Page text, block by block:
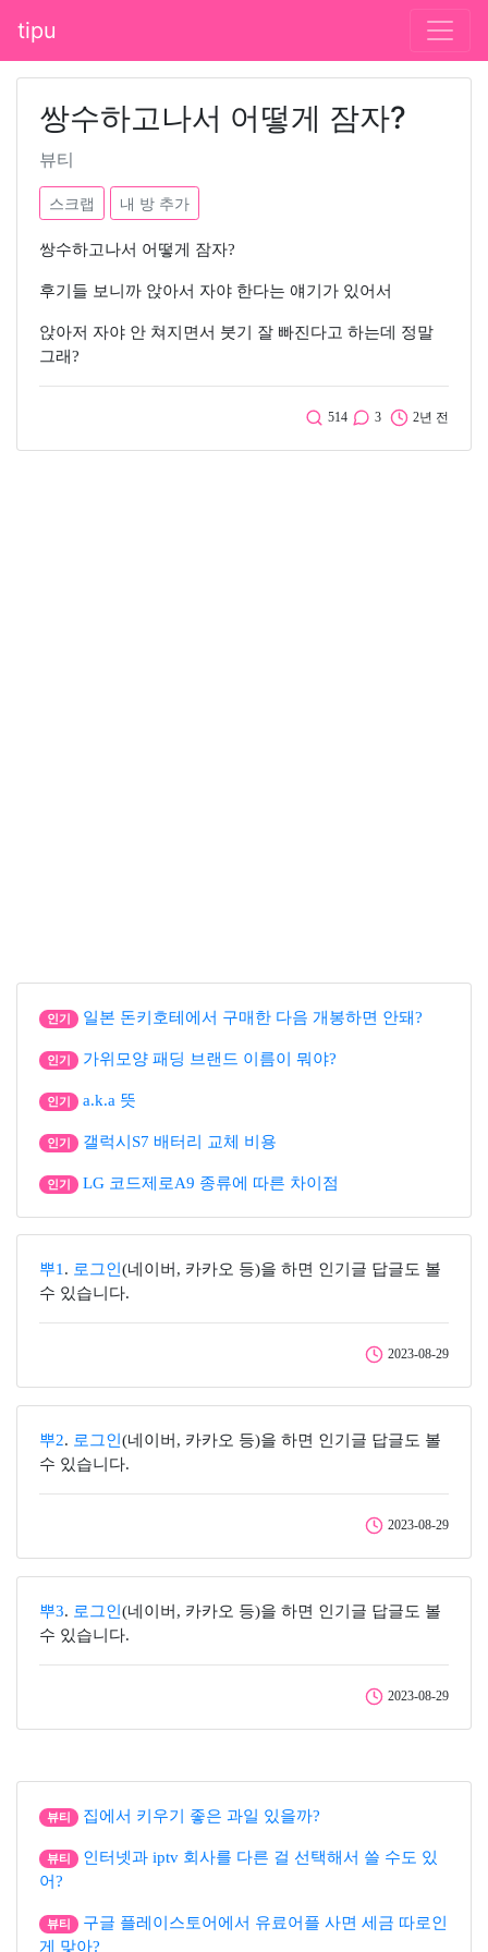
tipu
쌍수하고나서 어떻게 잠자?
뷰티
스크랩 내 방 추가
쌍수하고나서 어떻게 잠자?
후기들 보니까 앉아서 자야 한다는 얘기가 있어서
앉아저 자야 안 쳐지면서 붓기 잘 빠진다고 하는데 정말
그래?
514 3 2년 전
인기 일본 돈키호테에서 구매한 다음 개봉하면 안돼?
인기 가위모양 패딩 브랜드 이름이 뭐야?
인기 a.k.a 뜻
인기 갤럭시S7 배터리 교체 비용
인기 LG 코드제로A9 종류에 따른 차이점
뿌1 . 로그인 (네이버, 카카오 등)을 하면 인기글 답글도 볼
수 있습니다.
2023-08-29
뿌2. 로그인 (네이버, 카카오 등)을 하면 인기글 답글도 볼
수 있습니다.
2023-08-29
뿌3. 로그인 (네이버, 카카오 등)을 하면 인기글 답글도 볼
수 있습니다.
2023-08-29
뷰티 집에서 키우기 좋은 과일 있을까?
뷰티
인터넷과 iptv 회사를 다른 걸 선택해서 쓸 수도 있
어?
뷰티
구글 플레이스토어에서 유료어플 사면 세금 따로인
게 맞아?